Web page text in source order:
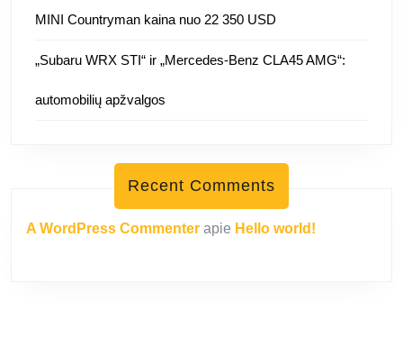
MINI Countryman kaina nuo 22 350 USD
„Subaru WRX STI“ ir „Mercedes-Benz CLA45 AMG“:
automobilių apžvalgos
Recent Comments
A WordPress Commenter apie Hello world!